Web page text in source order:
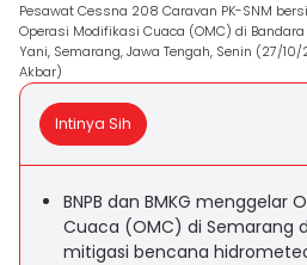
Pesawat Cessna 208 Caravan PK-SNM
Operasi Modifikasi Cuaca (OMC) di
Yani, Semarang, Jawa Tengah, Senin (27/10/
Akbar)
Intinya Sih
BNPB dan BMKG menggelar
Cuaca (OMC) di Semarang
mitigasi bencana